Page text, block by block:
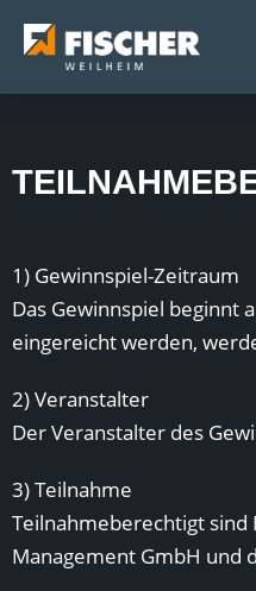
1) Gewinnspiel-Zeitraum
Das Gewinnspiel beginnt
eingereicht werden,
2) Veranstalter
Der Veranstalter des
3) Teilnahme
Teilnahmeberechtigt sind
Management GmbH und